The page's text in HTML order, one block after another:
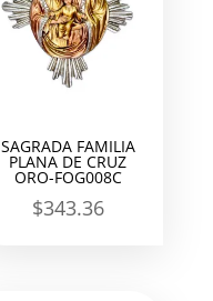
SAGRADA FAMILIA
PLANA DE CRUZ
ORO-FOG008C
$343.36